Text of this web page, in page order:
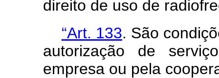
direito de uso de
“Art. 133. São
autorização de
empresa ou pela